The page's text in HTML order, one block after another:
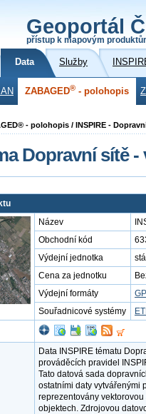
Geoportál
přístup k mapovým
Data Služby
ZABAGED® - polohopis
- polohopis / INSPIRE -
Dopravní sítě
Název
Obchodní kód
Výdejní jednotka
Cena za jednotku
Výdejní formáty
Souřadnicové systémy
Data INSPIRE tématu
prováděcích pravidel
Tato datová sada
ostatními daty vytvářenými
reprezentovány
objektech. Zdrojovou